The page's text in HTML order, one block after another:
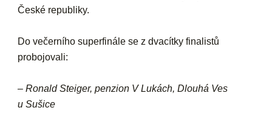
České republiky.
Do večerního superfinále se z dvacítky finalistů
probojovali:
– Ronald Steiger, penzion V Lukách, Dlouhá Ves
u Sušice